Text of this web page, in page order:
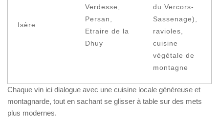
Isère
Verdesse,
Persan,
Etraire de la
Dhuy
du Vercors-
Sassenage),
ravioles,
cuisine
végétale de
montagne
Chaque vin ici dialogue avec une cuisine locale généreuse et
montagnarde, tout en sachant se glisser à table sur des mets
plus modernes.